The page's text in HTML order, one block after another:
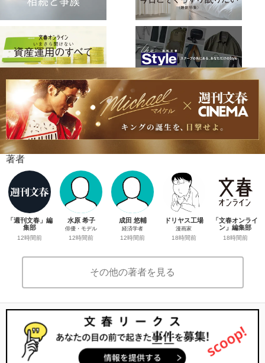
著者
「週刊文春」編
集部
12時間前
水原 希子
俳優・モデル
12時間前
成田 悠輔
経済学者
12時間前
ドリヤス工場
漫画家
18時間前
「文春オンライ
ン」編集部
18時間前
その他の著者を見る